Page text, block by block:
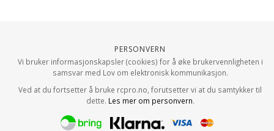
Personvern
Vi bruker informasjonskapsler (cookies) for å øke brukervennligheten i
samsvar med Lov om elektronisk kommunikasjon.
Ved at du fortsetter å bruke rcpro.no, forutsetter vi at du samtykker til
dette. Les mer om personvern.